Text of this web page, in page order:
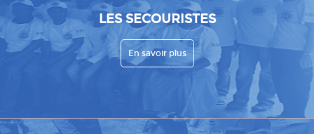
LES SECOURISTES
En savoir plus